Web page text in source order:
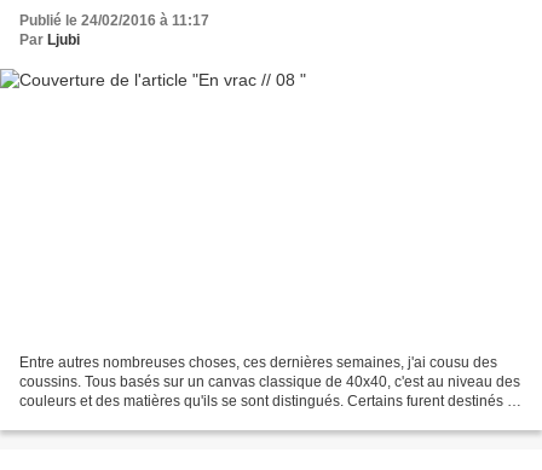
Publié le 24/02/2016 à 11:17
Par Ljubi
Entre autres nombreuses choses, ces dernières semaines, j'ai cousu des
coussins. Tous basés sur un canvas classique de 40x40, c'est au niveau des
couleurs et des matières qu'ils se sont distingués. Certains furent destinés à